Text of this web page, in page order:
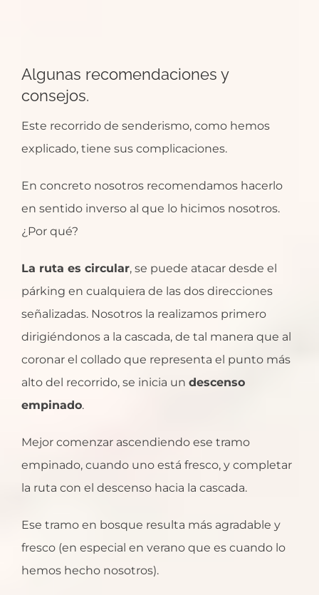
Algunas recomendaciones y
consejos.
Este recorrido de senderismo, como hemos
explicado, tiene sus complicaciones.
En concreto nosotros recomendamos hacerlo
en sentido inverso al que lo hicimos nosotros.
¿Por qué?
La ruta es circular, se puede atacar desde el
párking en cualquiera de las dos direcciones
señalizadas. Nosotros la realizamos primero
dirigiéndonos a la cascada, de tal manera que al
coronar el collado que representa el punto más
alto del recorrido, se inicia un descenso
empinado.
Mejor comenzar ascendiendo ese tramo
empinado, cuando uno está fresco, y completar
la ruta con el descenso hacia la cascada.
Ese tramo en bosque resulta más agradable y
fresco (en especial en verano que es cuando lo
hemos hecho nosotros).